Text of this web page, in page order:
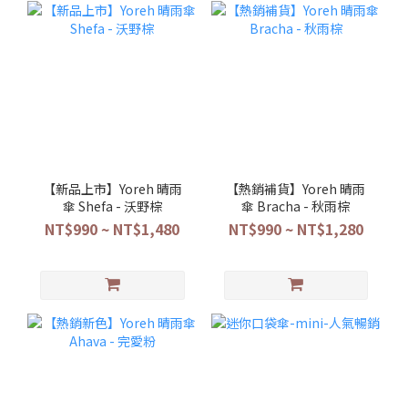
【新品上市】Yoreh 晴雨
傘 Shefa - 沃野棕
NT$990 ~ NT$1,480
【熱銷補貨】Yoreh 晴雨
傘 Bracha - 秋雨棕
NT$990 ~ NT$1,280